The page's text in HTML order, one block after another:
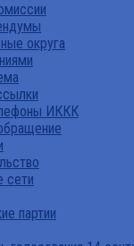
округа
ИККК
сети
партии